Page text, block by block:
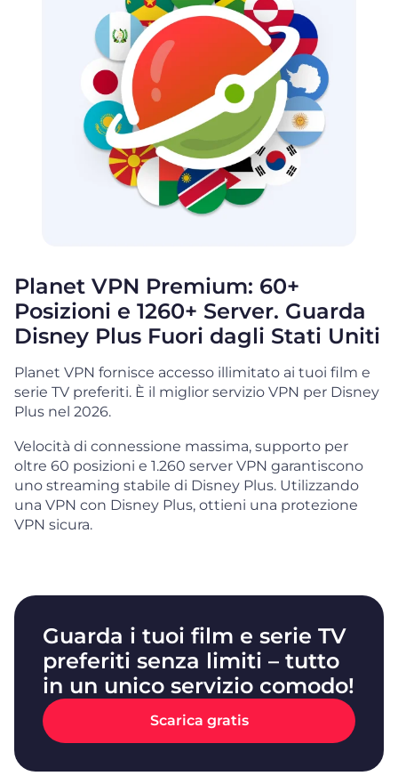
Planet VPN Premium: 60+
Posizioni e 1260+ Server. Guarda
Disney Plus Fuori dagli Stati Uniti
Planet VPN fornisce accesso illimitato ai tuoi film e
serie TV preferiti. È il miglior servizio VPN per Disney
Plus nel 2026.
Velocità di connessione massima, supporto per
oltre 60 posizioni e 1.260 server VPN garantiscono
uno streaming stabile di Disney Plus. Utilizzando
una VPN con Disney Plus, ottieni una protezione
VPN sicura.
Guarda i tuoi film e serie TV
preferiti senza limiti – tutto
in un unico servizio comodo!
Scarica gratis